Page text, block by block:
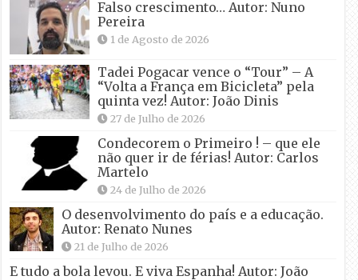
Falso crescimento… Autor: Nuno
Pereira
1 de Agosto de 2026
Tadei Pogacar vence o “Tour” – A
“Volta a França em Bicicleta” pela
quinta vez! Autor: João Dinis
27 de Julho de 2026
Condecorem o Primeiro ! – que ele
não quer ir de férias! Autor: Carlos
Martelo
24 de Julho de 2026
O desenvolvimento do país e a educação.
Autor: Renato Nunes
21 de Julho de 2026
E tudo a bola levou. E viva Espanha! Autor: João